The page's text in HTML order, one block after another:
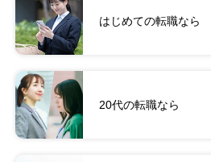
はじめての転職なら
20代の転職なら